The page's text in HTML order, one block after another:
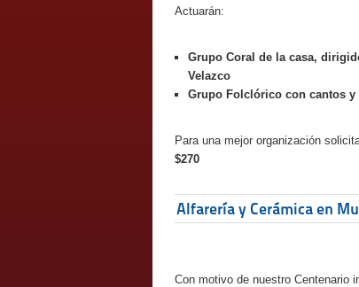
Actuarán:
Grupo Coral de la casa,
Velazco
Grupo Folclórico con cantos y
Para una mejor organización
$270
Alfarería y Cerámica en
Con motivo de nuestro Centenario